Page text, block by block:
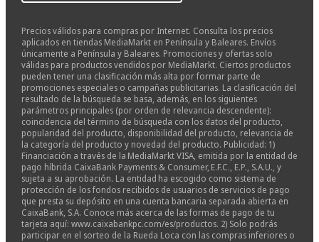
Precios válidos para compras por Internet. Consulta los precios
aplicados en tiendas MediaMarkt en Península y Baleares. Envíos
únicamente a Península y Baleares. Promociones y ofertas solo
válidas para productos vendidos por MediaMarkt. Ciertos productos
pueden tener una clasificación más alta por formar parte de
promociones especiales o campañas publicitarias. La clasificación del
resultado de la búsqueda se basa, además, en los siguientes
parámetros principales (por orden de relevancia descendente):
coincidencia del término de búsqueda con los datos del producto,
popularidad del producto, disponibilidad del producto, relevancia de
la categoría del producto y novedad del producto. Publicidad: 1)
Financiación a través de la MediaMarkt VISA, emitida por la entidad de
pago híbrida CaixaBank Payments & Consumer, E.F.C., E.P., S.A.U., y
sujeta a su aprobación. La entidad ha escogido como sistema de
protección de los fondos recibidos de usuarios de servicios de pago
que presta su depósito en una cuenta bancaria separada abierta en
CaixaBank, S.A. Conoce más acerca de las formas de pago de tu
tarjeta aquí: www.caixabankpc.com/es/productos. 2) Solo podrás
participar en el sorteo de la Rueda Loca con las compras inferiores o